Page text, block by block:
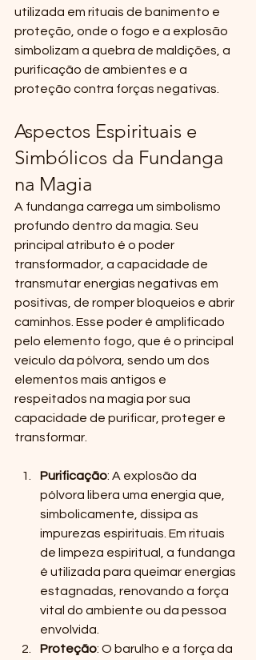
utilizada em rituais de banimento e
proteção, onde o fogo e a explosão
simbolizam a quebra de maldições, a
purificação de ambientes e a
proteção contra forças negativas.
Aspectos Espirituais e
Simbólicos da Fundanga
na Magia
A fundanga carrega um simbolismo
profundo dentro da magia. Seu
principal atributo é o poder
transformador, a capacidade de
transmutar energias negativas em
positivas, de romper bloqueios e abrir
caminhos. Esse poder é amplificado
pelo elemento fogo, que é o principal
veículo da pólvora, sendo um dos
elementos mais antigos e
respeitados na magia por sua
capacidade de purificar, proteger e
transformar.
Purificação: A explosão da
pólvora libera uma energia que,
simbolicamente, dissipa as
impurezas espirituais. Em rituais
de limpeza espiritual, a fundanga
é utilizada para queimar energias
estagnadas, renovando a força
vital do ambiente ou da pessoa
envolvida.
Proteção: O barulho e a força da